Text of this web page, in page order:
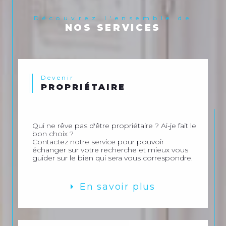
Découvrez l'ensemble de
NOS SERVICES
Devenir
PROPRIÉTAIRE
Qui ne rêve pas d'être propriétaire ? Ai-je fait le
bon choix ?
Contactez notre service pour pouvoir
échanger sur votre recherche et mieux vous
guider sur le bien qui sera vous correspondre.
En savoir plus